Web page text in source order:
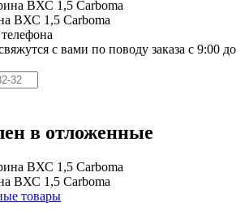
ВХС 1,5 Carboma
с вами по поводу заказа с 9:00 до
в отложенные
ВХС 1,5 Carboma
товары